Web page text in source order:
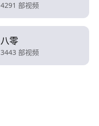
4291 部视频
八零
3443 部视频